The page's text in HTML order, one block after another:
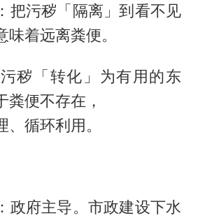
把污秽「隔离」到看不见
着远离粪便。
秽「转化」为有用的东
粪便不存在，
循环利用。
政府主导。市政建设下水